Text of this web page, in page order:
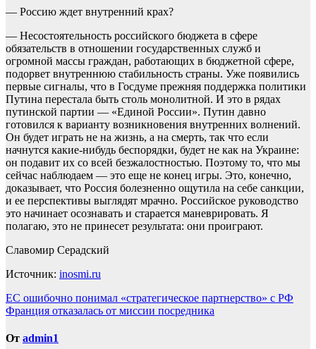
— Россию ждет внутренний крах?
— Несостоятельность российского бюджета в сфере
обязательств в отношении государственных служб и
огромной массы граждан, работающих в бюджетной сфере,
подорвет внутреннюю стабильность страны. Уже появились
первые сигналы, что в Госдуме прежняя поддержка политики
Путина перестала быть столь монолитной. И это в рядах
путинской партии — «Единой России». Путин давно
готовился к варианту возникновения внутренних волнений.
Он будет играть не на жизнь, а на смерть, так что если
начнутся какие-нибудь беспорядки, будет не как на Украине:
он подавит их со всей безжалостностью. Поэтому то, что мы
сейчас наблюдаем — это еще не конец игры. Это, конечно,
доказывает, что Россия болезненно ощутила на себе санкции,
и ее перспективы выглядят мрачно. Российское руководство
это начинает осознавать и старается маневрировать. Я
полагаю, это не принесет результата: они проиграют.
Славомир Серадский
Источник: inosmi.ru
Навигация
по
записям
ЕС ошибочно понимал «стратегическое партнерство» с РФ
Франция отказалась от миссии посредника
От admin1